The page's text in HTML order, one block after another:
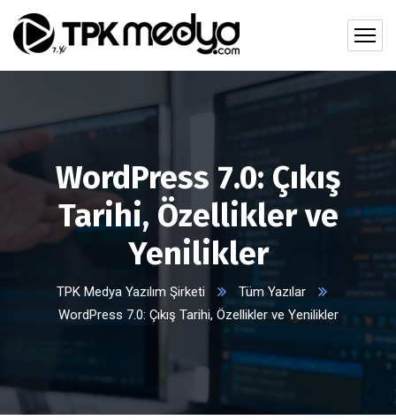
WordPress 7.0: Çıkış
Tarihi, Özellikler ve
Yenilikler
TPK Medya Yazılım Şirketi
Tüm Yazılar
WordPress 7.0: Çıkış Tarihi, Özellikler ve Yenilikler